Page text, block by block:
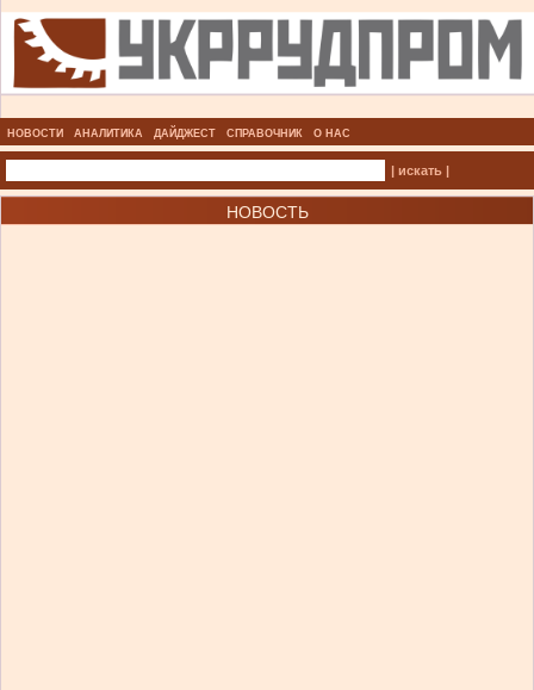
НОВОСТИ АНАЛИТИКА ДАЙДЖЕСТ СПРАВОЧНИК О НАС
| искать |
НОВОСТЬ